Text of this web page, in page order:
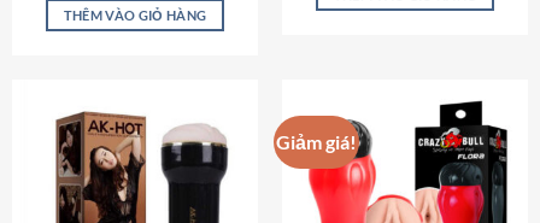
5 sao là:
715,000 ₫.
tại
THÊM VÀO GIỎ HÀNG
Giảm giá!